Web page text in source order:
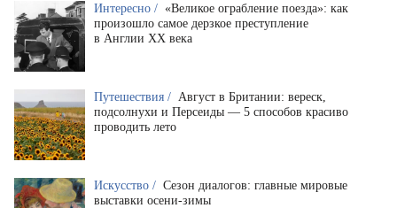
Интересно / «Великое ограбление поезда»: как
произошло самое дерзкое преступление
в Англии XX века
Путешествия / Август в Британии: вереск,
подсолнухи и Персеиды — 5 способов красиво
проводить лето
Искусство / Сезон диалогов: главные мировые
выставки осени-зимы